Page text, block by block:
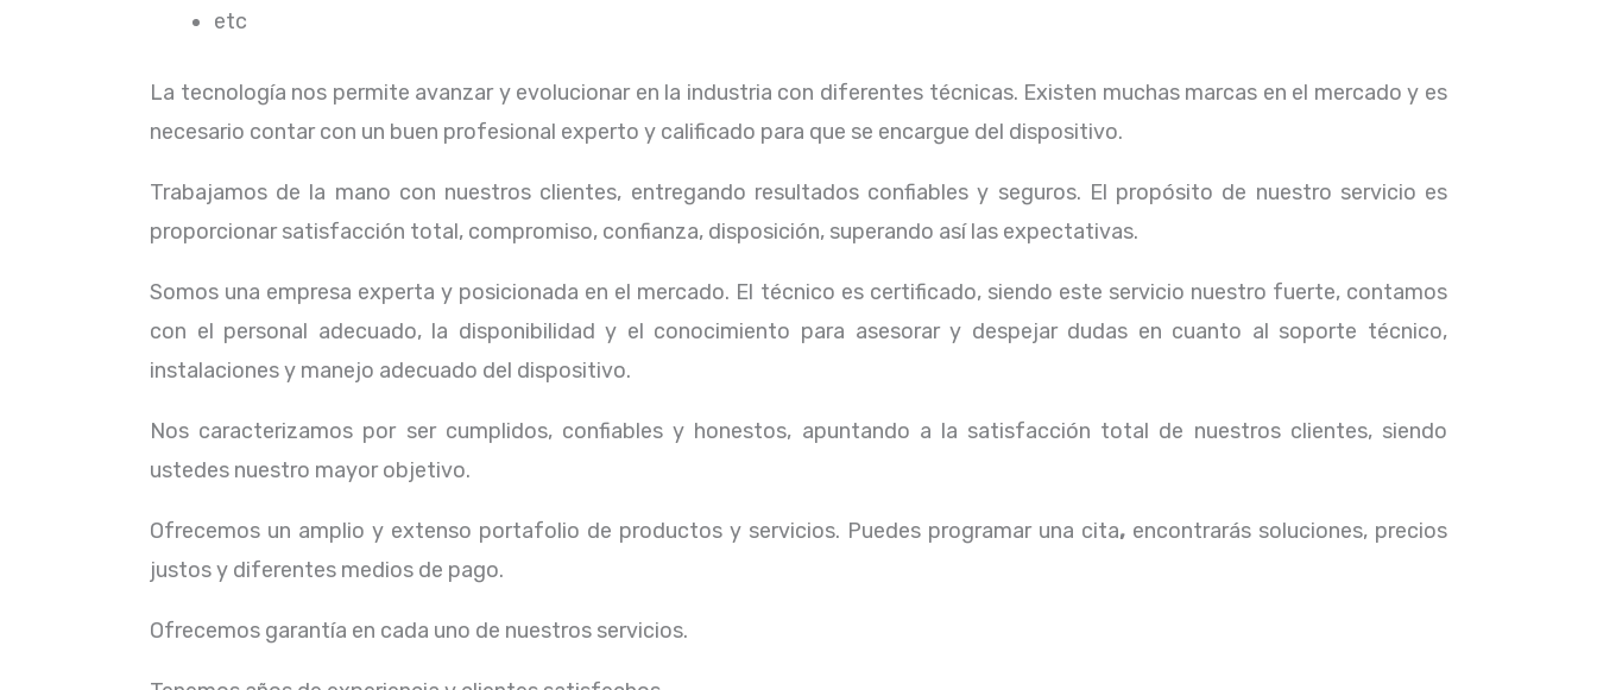
etc
La tecnología nos permite avanzar y evolucionar en la industria con diferentes técnicas. Existen muchas marcas en el mercado y es
necesario contar con un buen profesional experto y calificado para que se encargue del dispositivo.
Trabajamos de la mano con nuestros clientes, entregando resultados confiables y seguros. El propósito de nuestro servicio es
proporcionar satisfacción total, compromiso, confianza, disposición, superando así las expectativas.
Somos una empresa experta y posicionada en el mercado. El técnico es certificado, siendo este servicio nuestro fuerte, contamos
con el personal adecuado, la disponibilidad y el conocimiento para asesorar y despejar dudas en cuanto al soporte técnico,
instalaciones y manejo adecuado del dispositivo.
Nos caracterizamos por ser cumplidos, confiables y honestos, apuntando a la satisfacción total de nuestros clientes, siendo
ustedes nuestro mayor objetivo.
Ofrecemos un amplio y extenso portafolio de productos y servicios. Puedes programar una cita, encontrarás soluciones, precios
justos y diferentes medios de pago.
Ofrecemos garantía en cada uno de nuestros servicios.